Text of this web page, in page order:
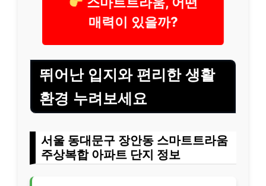
스마트트라움, 어떤
매력이 있을까?
뛰어난 입지와 편리한 생활
환경 누려보세요
서울 동대문구 장안동 스마트트라움
주상복합 아파트 단지 정보